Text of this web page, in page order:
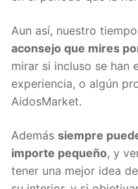
cualquier duda,
aparentes en el
utilizar.
Aun así, nuestro
mirar si incluso se han
experiencia, o algún
AidosMarket.